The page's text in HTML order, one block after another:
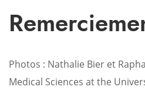
Photos : Nathalie Bier et
Medical Sciences at the